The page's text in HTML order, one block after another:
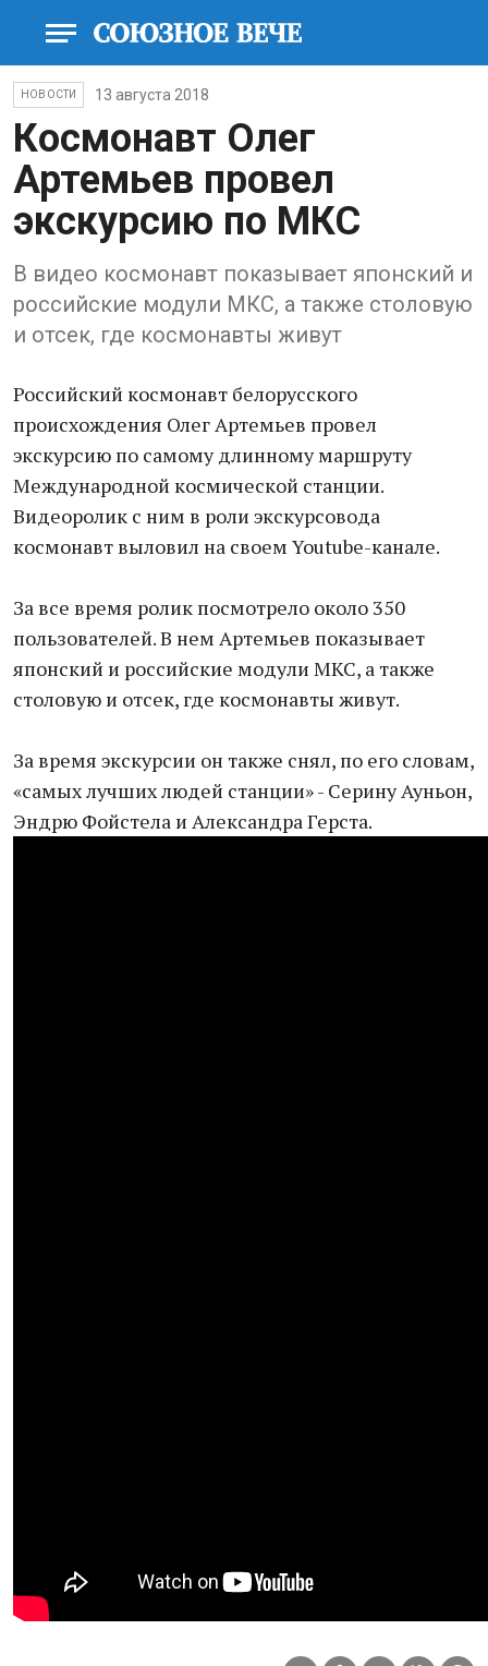
НОВОСТИ 13 августа 2018
Космонавт Олег
Артемьев провел
экскурсию по МКС
В видео космонавт показывает японский и
российские модули МКС, а также столовую
и отсек, где космонавты живут
Российский космонавт белорусского
происхождения Олег Артемьев провел
экскурсию по самому длинному маршруту
Международной космической станции.
Видеоролик с ним в роли экскурсовода
космонавт выловил на своем Youtube-канале.
За все время ролик посмотрело около 350
пользователей. В нем Артемьев показывает
японский и российские модули МКС, а также
столовую и отсек, где космонавты живут.
За время экскурсии он также снял, по его словам,
«самых лучших людей станции» - Серину Ауньон,
Эндрю Фойстела и Александра Герста.